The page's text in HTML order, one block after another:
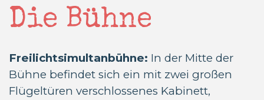
Die Bühne
Freilichtsimultanbühne: In der Mitte der
Bühne befindet sich ein mit zwei großen
Flügeltüren verschlossenes Kabinett,